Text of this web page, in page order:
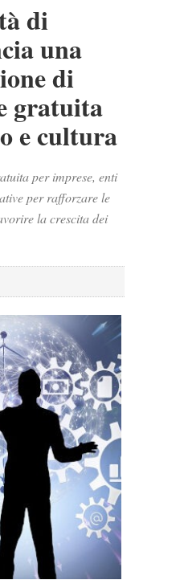
di
una
di
gratuita
e cultura
per imprese, enti
per rafforzare le
la crescita dei